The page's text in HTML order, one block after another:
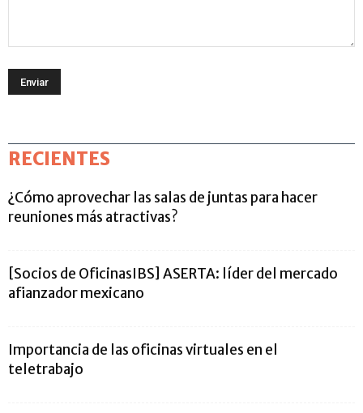
RECIENTES
¿Cómo aprovechar las salas de juntas para hacer
reuniones más atractivas?
[Socios de OficinasIBS] ASERTA: líder del mercado
afianzador mexicano
Importancia de las oficinas virtuales en el
teletrabajo